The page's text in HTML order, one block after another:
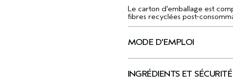
Le carton d’emballage est
fibres recyclées post-
MODE D'EMPLOI
INGRÉDIENTS ET SÉCURITÉ